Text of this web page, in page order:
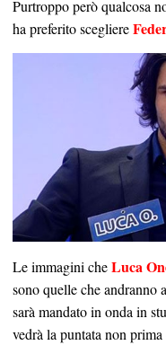
Purtroppo però qualcosa
ha preferito scegliere
Le immagini cheLuca
sono quelle che andranno
sarà mandato in onda in
vedrà la puntata non